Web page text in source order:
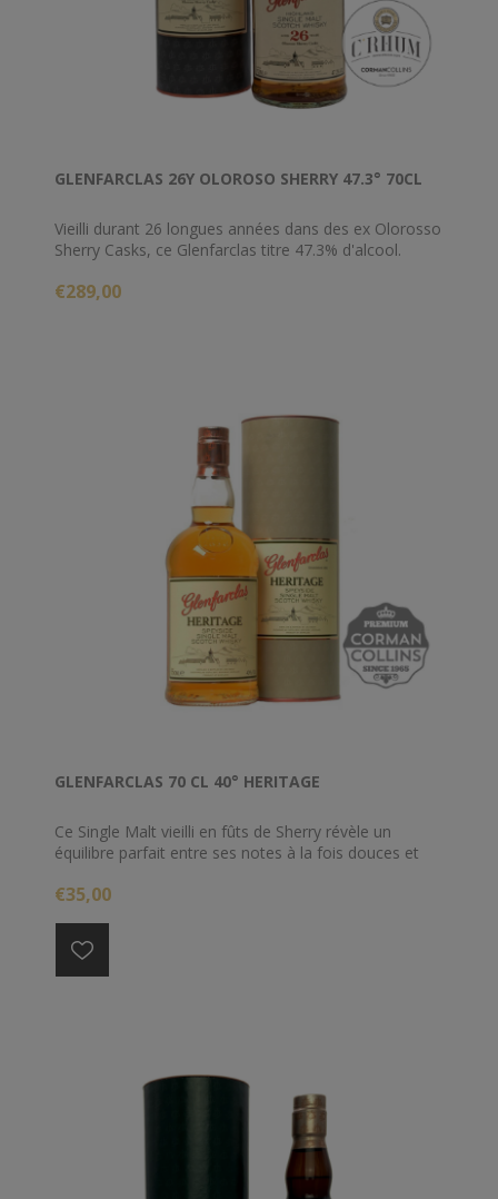
GLENFARCLAS 26Y OLOROSO SHERRY 47.3° 70CL
Vieilli durant 26 longues années dans des ex Olorosso
Sherry Casks, ce Glenfarclas titre 47.3% d'alcool.
€289,00
GLENFARCLAS 70 CL 40° HERITAGE
Ce Single Malt vieilli en fûts de Sherry révèle un
équilibre parfait entre ses notes à la fois douces et
€35,00